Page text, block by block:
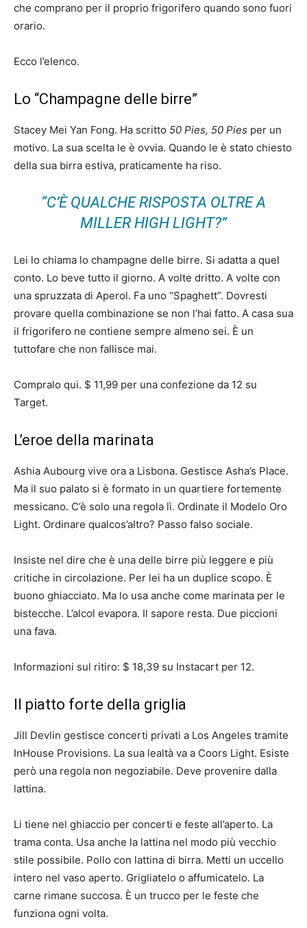
che comprano per il proprio frigorifero quando sono fuori
orario.
Ecco l’elenco.
Lo “Champagne delle birre”
Stacey Mei Yan Fong. Ha scritto 50 Pies, 50 Pies per un
motivo. La sua scelta le è ovvia. Quando le è stato chiesto
della sua birra estiva, praticamente ha riso.
“C’È QUALCHE RISPOSTA OLTRE A
MILLER HIGH LIGHT?”
Lei lo chiama lo champagne delle birre. Si adatta a quel
conto. Lo beve tutto il giorno. A volte dritto. A volte con
una spruzzata di Aperol. Fa uno “Spaghett”. Dovresti
provare quella combinazione se non l’hai fatto. A casa sua
il frigorifero ne contiene sempre almeno sei. È un
tuttofare che non fallisce mai.
Compralo qui. $ 11,99 per una confezione da 12 su
Target.
L’eroe della marinata
Ashia Aubourg vive ora a Lisbona. Gestisce Asha’s Place.
Ma il suo palato si è formato in un quartiere fortemente
messicano. C’è solo una regola lì. Ordinate il Modelo Oro
Light. Ordinare qualcos’altro? Passo falso sociale.
Insiste nel dire che è una delle birre più leggere e più
critiche in circolazione. Per lei ha un duplice scopo. È
buono ghiacciato. Ma lo usa anche come marinata per le
bistecche. L’alcol evapora. Il sapore resta. Due piccioni
una fava.
Informazioni sul ritiro: $ 18,39 su Instacart per 12.
Il piatto forte della griglia
Jill Devlin gestisce concerti privati a Los Angeles tramite
InHouse Provisions. La sua lealtà va a Coors Light. Esiste
però una regola non negoziabile. Deve provenire dalla
lattina.
Li tiene nel ghiaccio per concerti e feste all’aperto. La
trama conta. Usa anche la lattina nel modo più vecchio
stile possibile. Pollo con lattina di birra. Metti un uccello
intero nel vaso aperto. Grigliatelo o affumicatelo. La
carne rimane succosa. È un trucco per le feste che
funziona ogni volta.